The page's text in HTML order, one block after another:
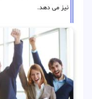
نیز می دهد.